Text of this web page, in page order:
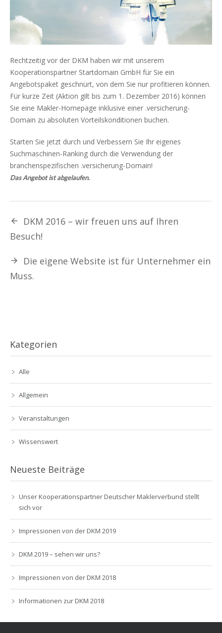
Rechtzeitig vor der DKM haben wir mit unserem
Kooperationspartner Startdomain GmbH für Sie ein
Angebotspaket geschnürt, von dem Sie nur profitieren können.
Für kurze Zeit (Aktion gilt bis zum 1. Dezember 2016) können
Sie eine Makler-Homepage inklusive einer .versicherung-
Domain zu absoluten Vorteilskonditionen buchen.
Starten Sie jetzt durch und Verbessern Sie Ihr eigenes
Suchmaschinen-Ranking durch die Verwendung der
branchenspezifischen .versicherung-Domain!
Das Angebot ist abgelaufen.
DKM 2016 – wir freuen uns auf Ihren
Besuch!
Die eigene Website ist für Unternehmer ein
Muss.
Kategorien
Alle
Allgemein
Veranstaltungen
Wissenswert
Neueste Beiträge
Unser Kooperationspartner Deutscher Maklerverbund stellt
sich vor
Impressionen von der DKM 2019
DKM 2019 – sehen wir uns?
Impressionen von der DKM 2018
Informationen zur DKM 2018